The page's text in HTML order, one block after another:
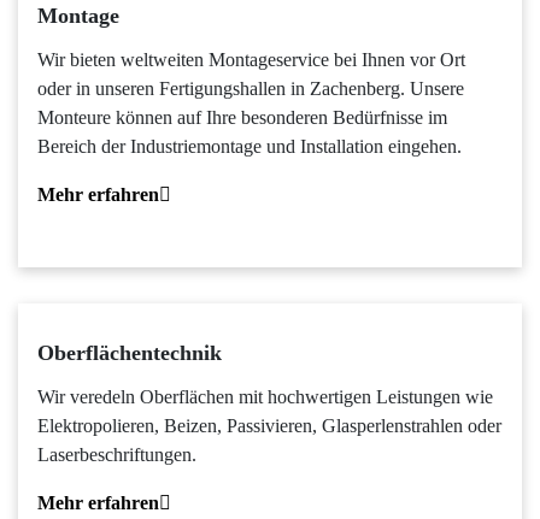
Montage
Wir bieten weltweiten Montageservice bei Ihnen vor Ort
oder in unseren Fertigungshallen in Zachenberg. Unsere
Monteure können auf Ihre besonderen Bedürfnisse im
Bereich der Industriemontage und Installation eingehen.
Mehr erfahren
Oberflächentechnik
Wir veredeln Oberflächen mit hochwertigen Leistungen wie
Elektropolieren, Beizen, Passivieren, Glasperlenstrahlen oder
Laserbeschriftungen.
Mehr erfahren